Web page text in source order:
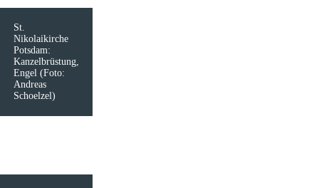
St.
Nikolaikirche
Potsdam:
Kanzelbrüstung,
Engel (Foto:
Andreas
Schoelzel)